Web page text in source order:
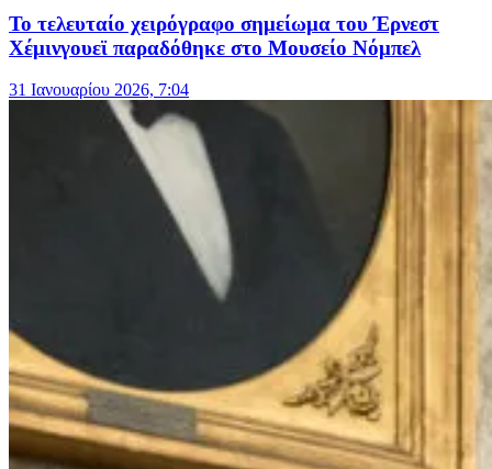
Το τελευταίο χειρόγραφο σημείωμα του Έρνεστ
Χέμινγουεϊ παραδόθηκε στο Μουσείο Νόμπελ
31 Ιανουαρίου 2026, 7:04